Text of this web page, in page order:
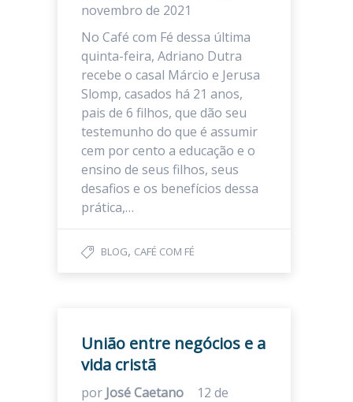
novembro de 2021
No Café com Fé dessa última
quinta-feira, Adriano Dutra
recebe o casal Márcio e Jerusa
Slomp, casados há 21 anos,
pais de 6 filhos, que dão seu
testemunho do que é assumir
cem por cento a educação e o
ensino de seus filhos, seus
desafios e os benefícios dessa
prática,…
BLOG, CAFÉ COM FÉ
União entre negócios e a
vida cristã
por José Caetano
12 de